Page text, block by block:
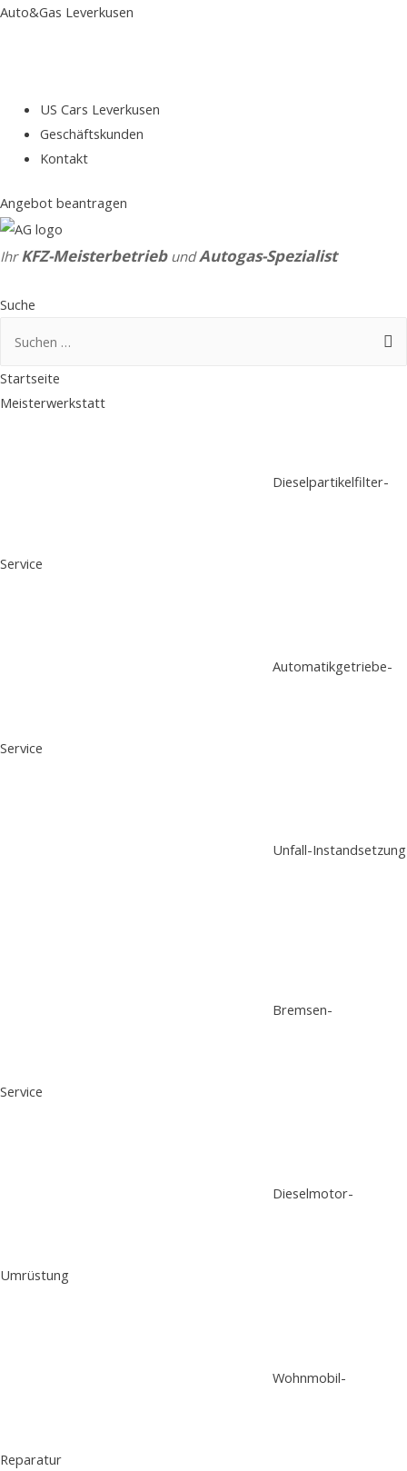
Auto&Gas Leverkusen
US Cars Leverkusen
Geschäftskunden
Kontakt
Angebot beantragen
IhrKFZ-Meisterbetrieb undAutogas-Spezialist
Suche
Startseite
Meisterwerkstatt
Dieselpartikelfilter-
Service
Automatikgetriebe-
Service
Unfall-Instandsetzung
Bremsen-
Service
Dieselmotor-
Umrüstung
Wohnmobil-
Reparatur